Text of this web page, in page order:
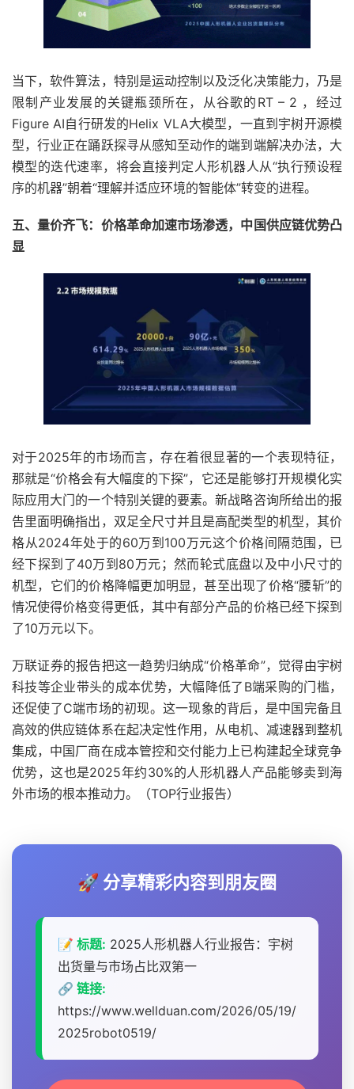
当下，软件算法，特别是运动控制以及泛化决策能力，乃是
限制产业发展的关键瓶颈所在，从谷歌的RT – 2 ，经过
Figure AI自行研发的Helix VLA大模型，一直到宇树开源模
型，行业正在踊跃探寻从感知至动作的端到端解决办法，大
模型的迭代速率，将会直接判定人形机器人从“执行预设程
序的机器”朝着“理解并适应环境的智能体”转变的进程。
五、量价齐飞：价格革命加速市场渗透，中国供应链优势凸
显
对于2025年的市场而言，存在着很显著的一个表现特征，
那就是“价格会有大幅度的下探”，它还是能够打开规模化实
际应用大门的一个特别关键的要素。新战略咨询所给出的报
告里面明确指出，双足全尺寸并且是高配类型的机型，其价
格从2024年处于的60万到100万元这个价格间隔范围，已
经下探到了40万到80万元；然而轮式底盘以及中小尺寸的
机型，它们的价格降幅更加明显，甚至出现了价格“腰斩”的
情况使得价格变得更低，其中有部分产品的价格已经下探到
了10万元以下。
万联证券的报告把这一趋势归纳成“价格革命”，觉得由宇树
科技等企业带头的成本优势，大幅降低了B端采购的门槛，
还促使了C端市场的初现。这一现象的背后，是中国完备且
高效的供应链体系在起决定性作用，从电机、减速器到整机
集成，中国厂商在成本管控和交付能力上已构建起全球竞争
优势，这也是2025年约30%的人形机器人产品能够卖到海
外市场的根本推动力。（TOP行业报告）
🚀 分享精彩内容到朋友圈
📝 标题: 2025人形机器人行业报告：宇树
出货量与市场占比双第一
🔗 链接:
https://www.wellduan.com/2026/05/19/
2025robot0519/